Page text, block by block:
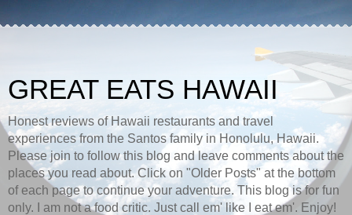
GREAT EATS HAWAII
Honest reviews of Hawaii restaurants and travel
experiences from the Santos family in Honolulu, Hawaii.
Please join to follow this blog and leave comments about the
places you read about. Click on "Older Posts" at the bottom
of each page to continue your adventure. This blog is for fun
only. I am not a food critic. Just call em' like I eat em'. Enjoy!